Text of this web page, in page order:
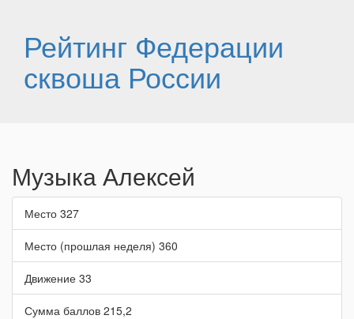
Рейтинг Федерации
сквоша России
Музыка Алексей
Место 327
Место (прошлая неделя) 360
Движение 33
Сумма баллов 215,2